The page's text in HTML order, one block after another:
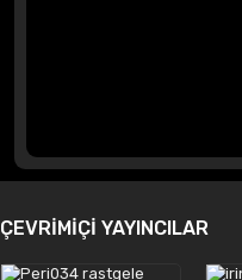
ÇEVRİMİÇİ YAYINCILAR